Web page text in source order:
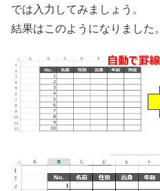
では入力してみましょう。
結果はこのようになりました。